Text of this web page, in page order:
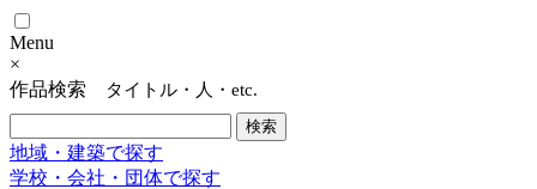
Menu
×
作品検索
タイトル・人・etc.
地域・建築で探す
学校・会社・団体で探す